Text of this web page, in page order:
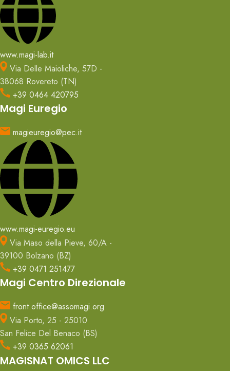
www.magi-lab.it
Via Delle Maioliche, 57D -
38068 Rovereto (TN)
+39 0464 420795
Magi Euregio
magieuregio@pec.it
www.magi-euregio.eu
Via Maso della Pieve, 60/A -
39100 Bolzano (BZ)
+39 0471 251477
Magi Centro Direzionale
front.office@assomagi.org
Via Porto, 25 - 25010
San Felice Del Benaco (BS)
+39 0365 62061
MAGISNAT OMICS LLC